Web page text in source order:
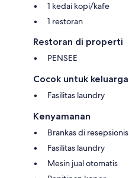
1 kedai kopi/kafe
1 restoran
Restoran di properti
PENSEE
Cocok untuk keluarga
Fasilitas laundry
Kenyamanan
Brankas di resepsionis
Fasilitas laundry
Mesin jual otomatis